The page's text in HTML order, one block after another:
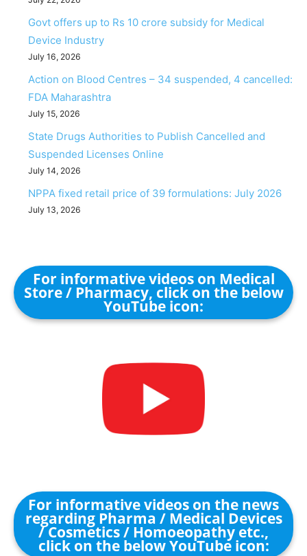
Govt offers up to Rs 10 crore subsidy for Medical
Device Industry
July 16, 2026
Action on Blood Centres – 34 suspended, 4 cancelled:
FDA Maharashtra
July 15, 2026
State Drugs Authorities to Publish Cancelled and
Suspended Licenses Online
July 14, 2026
NPPA fixed retail price of 39 formulations: July 2026
July 13, 2026
For informative videos on Medical
Store / Pharmacy, click on the below
YouTube icon:
For informative videos on the news
regarding Pharma / Medical Devices
/ Cosmetics / Homoeopathy etc.,
click on the below YouTube icon: